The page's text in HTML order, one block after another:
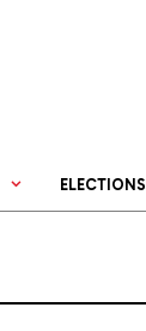
ELECTIONS